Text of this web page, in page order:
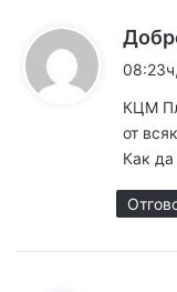
КЦМ
от
Как да